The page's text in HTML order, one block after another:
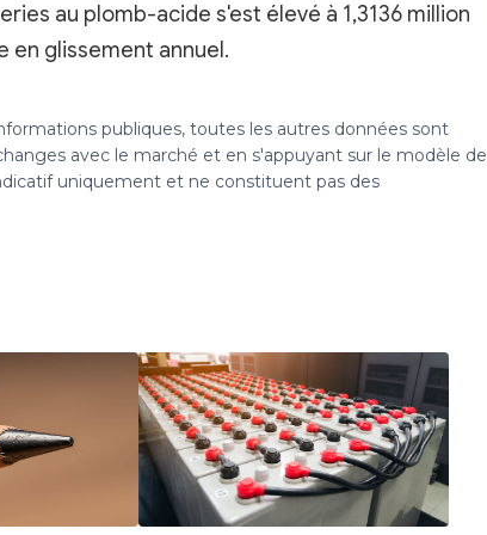
au plomb-acide s'est élevé à 1,3136 million
en glissement annuel.
publiques, toutes les autres données sont
avec le marché et en s'appuyant sur le modèle de
uniquement et ne constituent pas des